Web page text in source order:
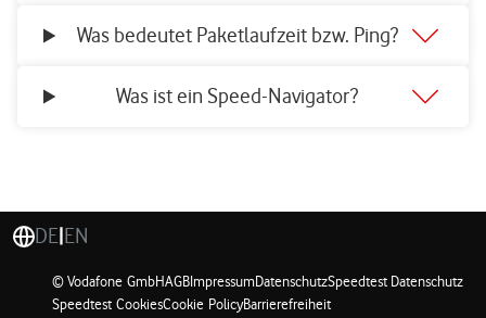
Was bedeutet Paketlaufzeit bzw. Ping?
Was ist ein Speed-Navigator?
DE|EN
© Vodafone GmbHAGBImpressumDatenschutzSpeedtest Datenschutz
Speedtest CookiesCookie PolicyBarrierefreiheit